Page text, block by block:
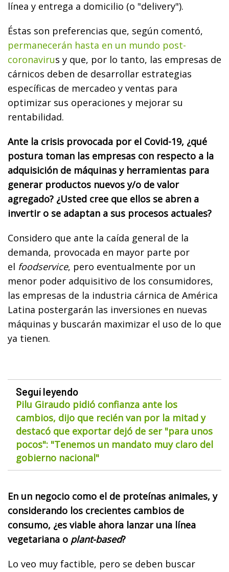
línea y entrega a domicilio (o "delivery").
Éstas son preferencias que, según comentó,
permanecerán hasta en un mundo post-
coronavirus y que, por lo tanto, las empresas de
cárnicos deben de desarrollar estrategias
específicas de mercadeo y ventas para
optimizar sus operaciones y mejorar su
rentabilidad.
Ante la crisis provocada por el Covid-19, ¿qué
postura toman las empresas con respecto a la
adquisición de máquinas y herramientas para
generar productos nuevos y/o de valor
agregado? ¿Usted cree que ellos se abren a
invertir o se adaptan a sus procesos actuales?
Considero que ante la caída general de la
demanda, provocada en mayor parte por
el foodservice, pero eventualmente por un
menor poder adquisitivo de los consumidores,
las empresas de la industria cárnica de América
Latina postergarán las inversiones en nuevas
máquinas y buscarán maximizar el uso de lo que
ya tienen.
Seguí leyendo
Pilu Giraudo pidió confianza ante los
cambios, dijo que recién van por la mitad y
destacó que exportar dejó de ser "para unos
pocos": "Tenemos un mandato muy claro del
gobierno nacional"
En un negocio como el de proteínas animales, y
considerando los crecientes cambios de
consumo, ¿es viable ahora lanzar una línea
vegetariana o plant-based?
Lo veo muy factible, pero se deben buscar